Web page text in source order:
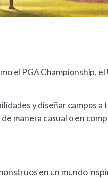
el PGA Championship, el
y diseñar campos a
manera casual o en
en un mundo